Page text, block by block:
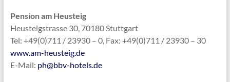
Pension am Heusteig
Heusteigstrasse 30, 70180 Stuttgart
Tel: +49(0)711 / 23930 – 0, Fax: +49(0)711 / 23930 – 30
www.am-heusteig.de
E-Mail: ph@bbv-hotels.de